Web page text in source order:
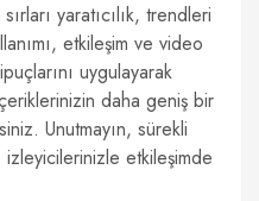
yaratıcılık, trendleri
etkileşim ve video
uygulayarak
daha geniş bir
Unutmayın, sürekli
etkileşimde